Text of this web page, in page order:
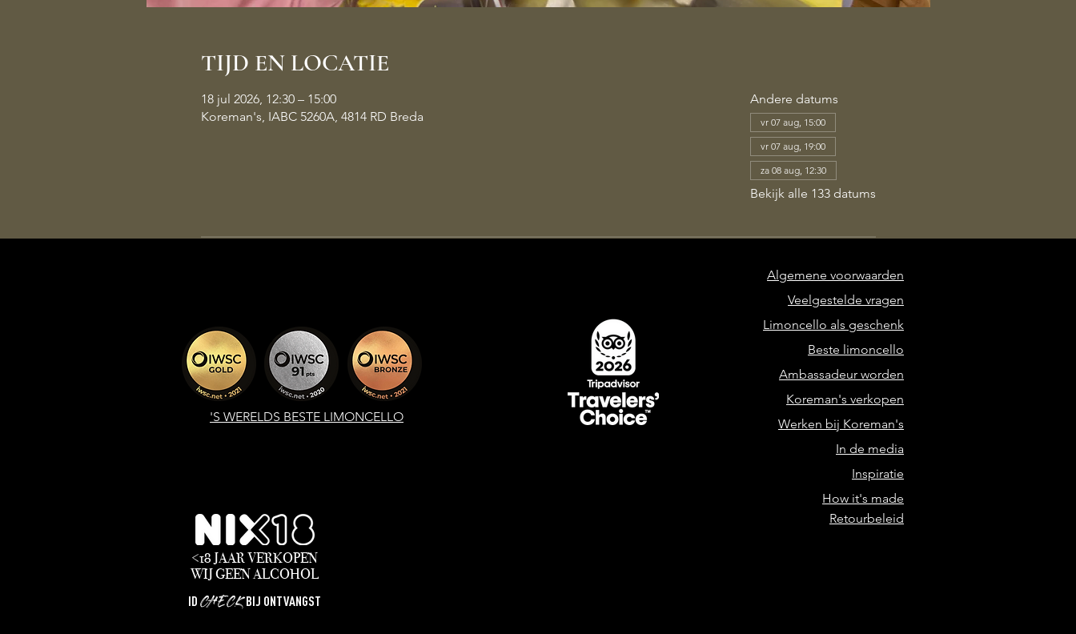
TIJD EN LOCATIE
18 jul 2026, 12:30 – 15:00
Koreman's, IABC 5260A, 4814 RD Breda
Andere datums
vr 07 aug, 15:00
vr 07 aug, 19:00
za 08 aug, 12:30
Bekijk alle 133 datums
'S WERELDS BESTE LIMONCELLO
<18 JAAR VERKOPEN
WIJGEENALCOHOL
ID CHECKBIJ ONTVANGST
Algemene voorwaarden
Veelgestelde vragen
Limoncello als geschenk
Beste limoncello
Ambassadeur worden
Koreman's verkopen
Werken bij Koreman's
In de media
Inspiratie
How it's made
Retourbeleid